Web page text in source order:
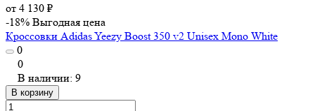
от 4 130 ₽
-18% Выгодная цена
Кроссовки Adidas Yeezy Boost 350 v2 Unisex Mono White
0
0
В наличии: 9
В корзину